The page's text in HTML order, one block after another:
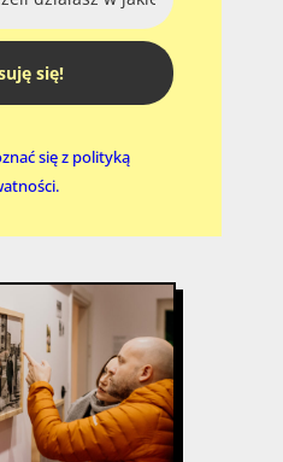
się!
się z polityką